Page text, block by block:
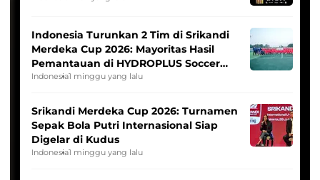
Indonesia Turunkan 2 Tim di Srikandi
Merdeka Cup 2026: Mayoritas Hasil
Pemantauan di HYDROPLUS Soccer
League
Indonesia1 minggu yang lalu
Srikandi Merdeka Cup 2026: Turnamen
Sepak Bola Putri Internasional Siap
Digelar di Kudus
Indonesia1 minggu yang lalu